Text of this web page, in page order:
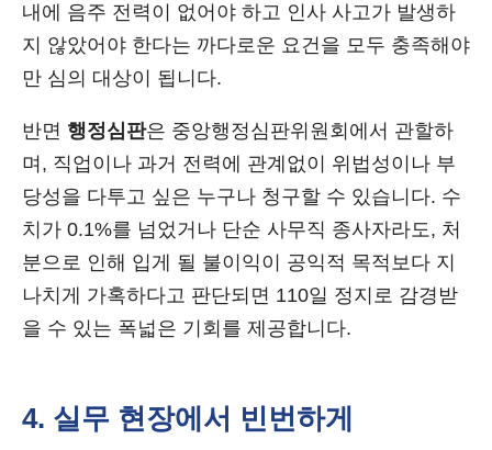
내에 음주 전력이 없어야 하고 인사 사고가 발생하
지 않았어야 한다는 까다로운 요건을 모두 충족해야
만 심의 대상이 됩니다.
반면 행정심판은 중앙행정심판위원회에서 관할하
며, 직업이나 과거 전력에 관계없이 위법성이나 부
당성을 다투고 싶은 누구나 청구할 수 있습니다. 수
치가 0.1%를 넘었거나 단순 사무직 종사자라도, 처
분으로 인해 입게 될 불이익이 공익적 목적보다 지
나치게 가혹하다고 판단되면 110일 정지로 감경받
을 수 있는 폭넓은 기회를 제공합니다.
4. 실무 현장에서 빈번하게